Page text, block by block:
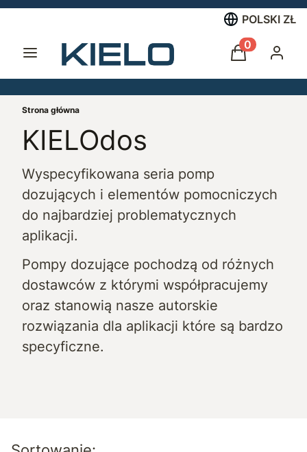
POLSKI ZŁ
Menu Produkty w
Koszyk
Strona główna
KIELOdos
Wyspecyfikowana seria pomp
dozujących i elementów pomocniczych
do najbardziej problematycznych
aplikacji.
Pompy dozujące pochodzą od różnych
dostawców z którymi współpracujemy
oraz stanowią nasze autorskie
rozwiązania dla aplikacji które są bardzo
specyficzne.